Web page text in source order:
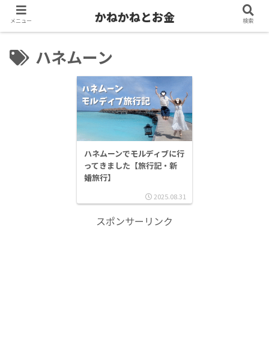
ハネムーン
ハネムーンでモルディブに行
ってきました【旅行記・新
婚旅行】
2025.08.31
スポンサーリンク
メニュー かねかねとお金 検索